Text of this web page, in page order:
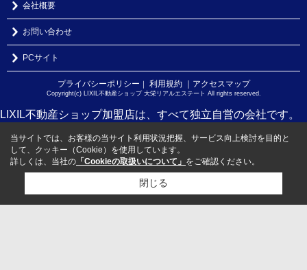
会社概要
お問い合わせ
PCサイト
プライバシーポリシー 利用規約 ｜アクセスマップ
Copyright(c) LIXIL不動産ショップ 大栄リアルエステート All rights reserved.
LIXIL不動産ショップ加盟店は、すべて独立自営の会社です。
当サイトでは、お客様の当サイト利用状況把握、サービス向上検討を目的と
して、クッキー（Cookie）を使用しています。
詳しくは、当社の 「Cookieの取扱いについて」 をご確認ください。
閉じる